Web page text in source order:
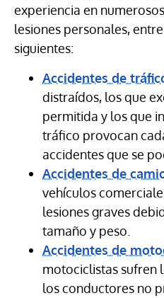
experiencia en
lesiones personales,
siguientes:
Accidentes de
distraídos, los que
permitida y los que
tráfico provocan
accidentes que se
Accidentes de
vehículos
lesiones graves
tamaño y peso.
Accidentes de
motociclistas sufren
los conductores no